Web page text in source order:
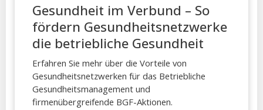
Gesundheit im Verbund – So
fördern Gesundheitsnetzwerke
die betriebliche Gesundheit
Erfahren Sie mehr über die Vorteile von
Gesundheitsnetzwerken für das Betriebliche
Gesundheitsmanagement und
firmenübergreifende BGF-Aktionen.